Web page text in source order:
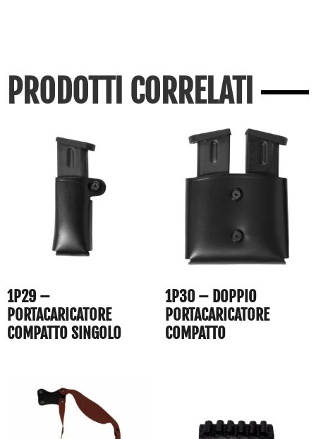
PRODOTTI CORRELATI
1P29 –
PORTACARICATORE
COMPATTO SINGOLO
1P30 – DOPPIO
PORTACARICATORE
COMPATTO